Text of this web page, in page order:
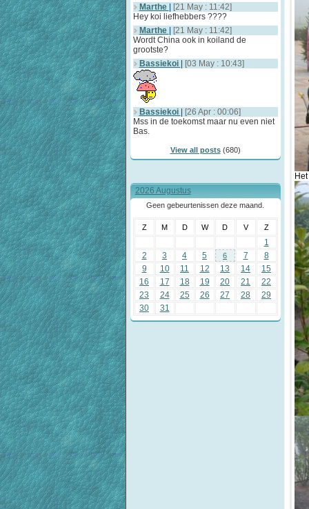
Marthe
[21 May : 11:42]
Hey koi liefhebbers ????
Marthe
[21 May : 11:42]
Wordt China ook in koiland de
grootste?
Bassiekoi
[03 May : 10:43]
Bassiekoi
[26 Apr : 00:06]
Mss in de toekomst maar nu even niet
Bas.
View all posts(680)
2026 Augustus
Geen gebeurtenissen deze maand.
Z M D W D V Z
1
2
3 4 5 6 7
8
9
10 11 12 13 14
15
16
17 18 19 20 21
22
23
24 25 26 27 28
29
30
31